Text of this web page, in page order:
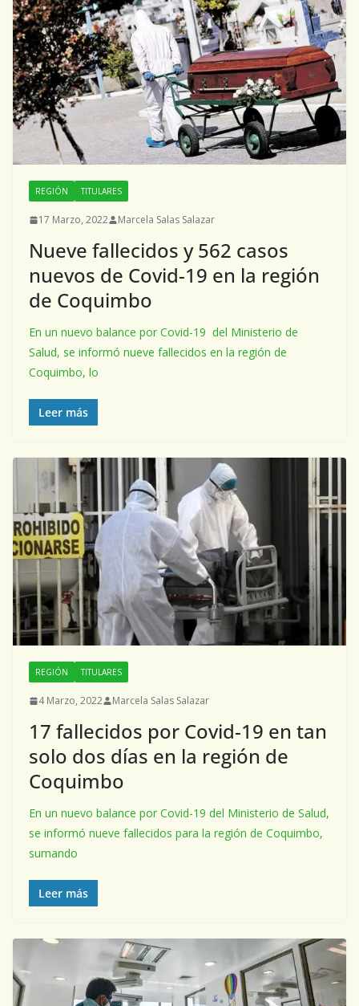
REGIÓN TITULARES
17 Marzo, 2022 Marcela Salas Salazar
Nueve fallecidos y 562 casos
nuevos de Covid-19 en la región
de Coquimbo
En un nuevo balance por Covid-19 del Ministerio de
Salud, se informó nueve fallecidos en la región de
Coquimbo, lo
Leer más
REGIÓN TITULARES
4 Marzo, 2022 Marcela Salas Salazar
17 fallecidos por Covid-19 en tan
solo dos días en la región de
Coquimbo
En un nuevo balance por Covid-19 del Ministerio de Salud,
se informó nueve fallecidos para la región de Coquimbo,
sumando
Leer más